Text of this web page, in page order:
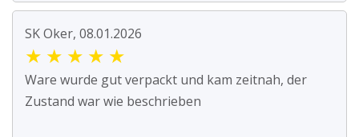
SK Oker, 08.01.2026
★ ★ ★ ★ ★
Ware wurde gut verpackt und kam zeitnah, der
Zustand war wie beschrieben